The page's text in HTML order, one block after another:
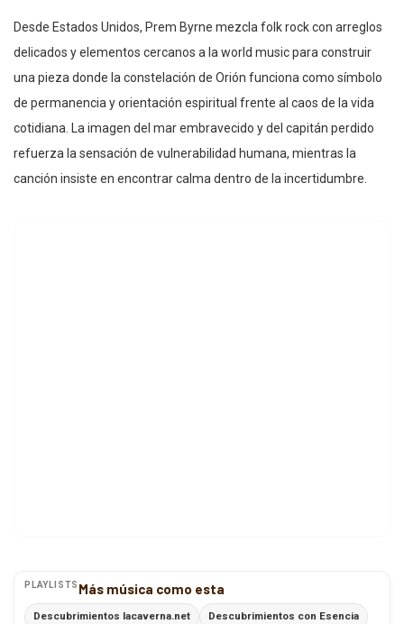
Desde Estados Unidos, Prem Byrne mezcla folk rock con arreglos
delicados y elementos cercanos a la world music para construir
una pieza donde la constelación de Orión funciona como símbolo
de permanencia y orientación espiritual frente al caos de la vida
cotidiana. La imagen del mar embravecido y del capitán perdido
refuerza la sensación de vulnerabilidad humana, mientras la
canción insiste en encontrar calma dentro de la incertidumbre.
PLAYLISTS Más música como esta
Descubrimientos lacaverna.net Descubrimientos con Esencia